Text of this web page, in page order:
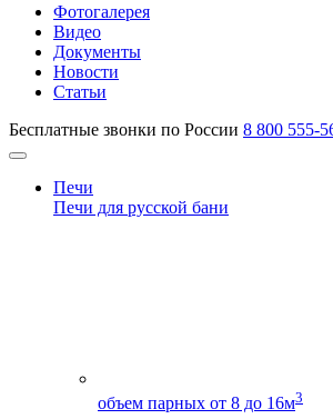
Фотогалерея
Видео
Документы
Новости
Статьи
Бесплатные звонки по России 8 800 555-
Печи
Печи для русской бани
объем парных от 8 до 16м3